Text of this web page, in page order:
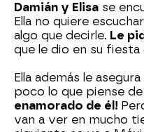
Damián y Elisa se
Ella no quiere
algo que decirle. Le
que le dio en su
Ella además le
poco lo que piense de
enamorado de él!
van a ver en mucho